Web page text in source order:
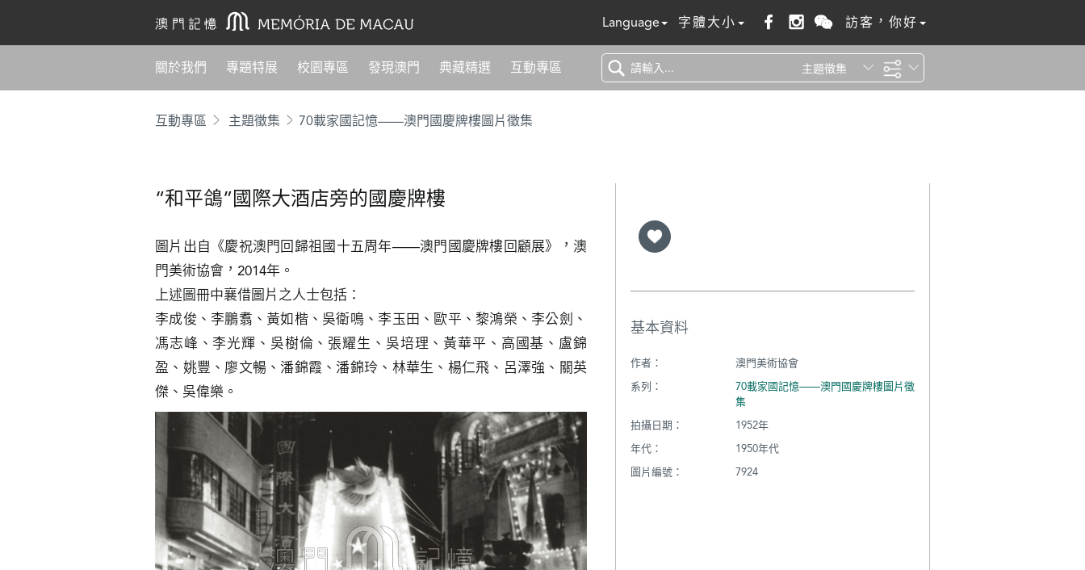
Language 字體大小 訪客，你好
關於我們 專題特展 校園專區 發現澳門 典藏精選 互動專區 主題徵集
互動專區 主題徵集 70載家國記憶——澳門國慶牌樓圖片徵集
“和平鴿”國際大酒店旁的國慶牌樓
圖片出自《慶祝澳門回歸祖國十五周年——澳門國慶牌樓回顧展》，澳
門美術協會，2014年。
上述圖冊中襄借圖片之人士包括：
李成俊、李鵬翥、黃如楷、吳衛鳴、李玉田、歐平、黎鴻榮、李公劍、
馮志峰、李光輝、吳樹倫、張耀生、吳培理、黃華平、高國基、盧錦
盈、姚豐、廖文暢、潘錦霞、潘錦玲、林華生、楊仁飛、呂澤強、關英
傑、吳偉樂。
基本資料
作者：
澳門美術協會
系列：
70載家國記憶——澳門國慶牌樓圖片徵
集
拍攝日期：
1952年
年代：
1950年代
圖片編號：
7924